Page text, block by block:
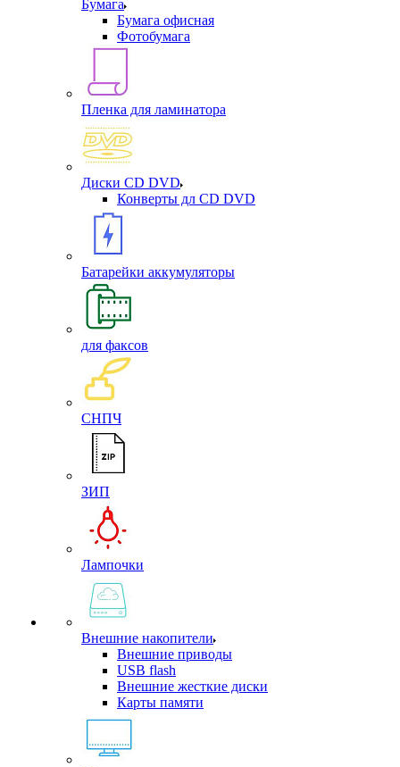
Бумага
Бумага офисная
Фотобумага
Пленка для ламинатора
Диски CD DVD
Конверты дл CD DVD
Батарейки аккумуляторы
для факсов
СНПЧ
ЗИП
Лампочки
Внешние накопители
Внешние приводы
USB flash
Внешние жесткие диски
Карты памяти